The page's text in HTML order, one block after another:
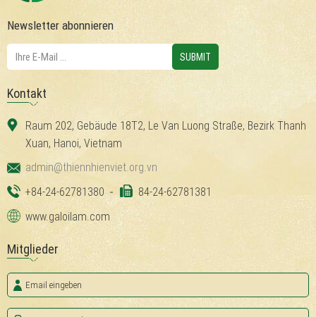
Newsletter abonnieren
Kontakt
Raum 202, Gebäude 18T2, Le Van Luong Straße, Bezirk Thanh
Xuan, Hanoi, Vietnam
admin@thiennhienviet.org.vn
+84-24-62781380
84-24-62781381
www.galoilam.com
Mitglieder